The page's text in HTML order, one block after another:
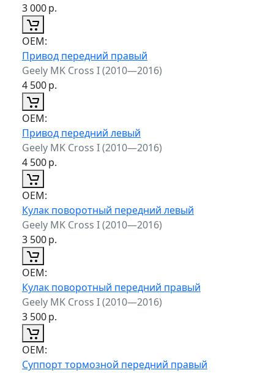
3 000р.
ОЕМ:
Привод передний правый
Geely MK Cross I (2010—2016)
4 500р.
ОЕМ:
Привод передний левый
Geely MK Cross I (2010—2016)
4 500р.
ОЕМ:
Кулак поворотный передний левый
Geely MK Cross I (2010—2016)
3 500р.
ОЕМ:
Кулак поворотный передний правый
Geely MK Cross I (2010—2016)
3 500р.
ОЕМ:
Суппорт тормозной передний правый